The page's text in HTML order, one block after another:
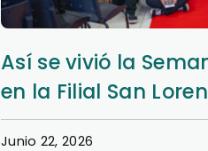
Así se vivió la
en la Filial San
Junio 22, 2026